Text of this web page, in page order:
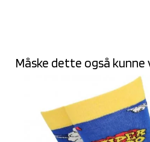
Måske dette også